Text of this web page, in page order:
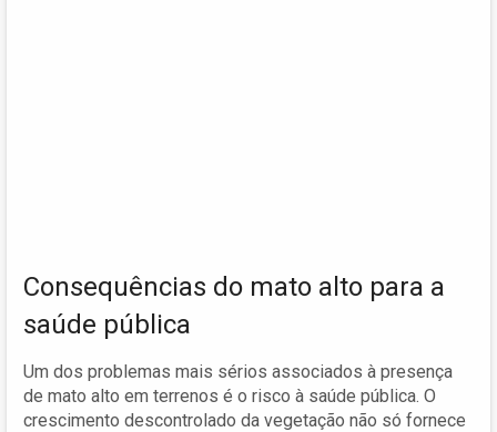
Consequências do mato alto para a
saúde pública
Um dos problemas mais sérios associados à presença
de mato alto em terrenos é o risco à saúde pública. O
crescimento descontrolado da vegetação não só fornece